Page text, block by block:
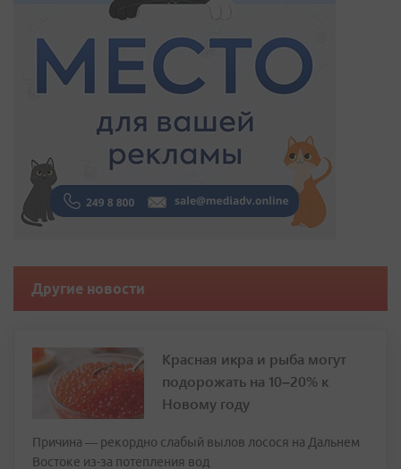
Другие новости
Красная икра и рыба могут
подорожать на 10–20% к
Новому году
Причина — рекордно слабый вылов лосося на Дальнем
Востоке из-за потепления вод